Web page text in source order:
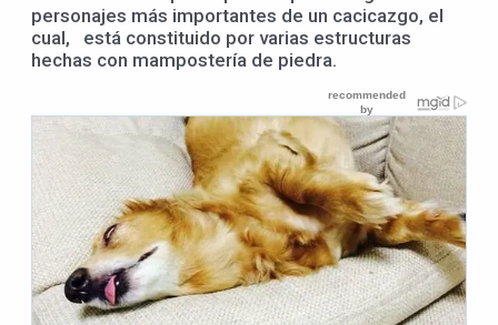
personajes más importantes de un cacicazgo, el
cual, está constituido por varias estructuras
hechas con mampostería de piedra.